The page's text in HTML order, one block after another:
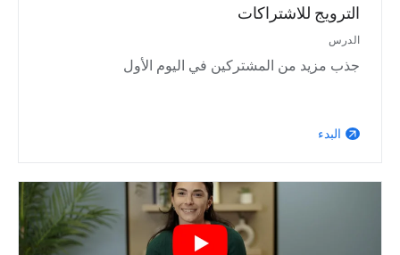
الترويج للاشتراكات
الدرس
جذب مزيد من المشتركين في اليوم الأول
arrow_outward البدء